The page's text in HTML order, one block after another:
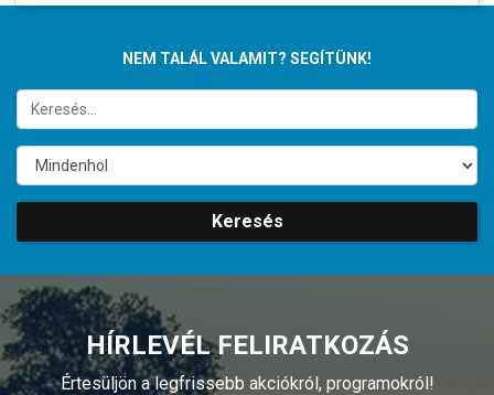
NEM TALÁL VALAMIT? SEGÍTÜNK!
Keresés
HÍRLEVÉL FELIRATKOZÁS
Értesüljön a legfrissebb akciókról, programokról!